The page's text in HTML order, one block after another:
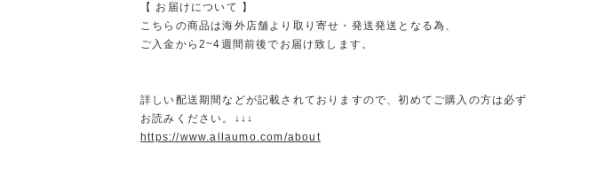
【 お届けについて 】
こちらの商品は海外店舗より取り寄せ・発送発送となる為、
ご入金から2~4週間前後でお届け致します。
詳しい配送期間などが記載されておりますので、初めてご購入の方は必ず
お読みください。↓↓↓
https://www.allaumo.com/about